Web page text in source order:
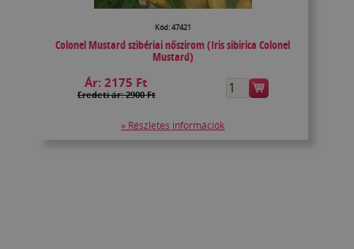
Kód: 47421
Colonel Mustard szibériai nőszirom (Iris sibirica Colonel
Mustard)
Ár:2175 Ft
Eredeti ár: 2900 Ft
» Részletes információk